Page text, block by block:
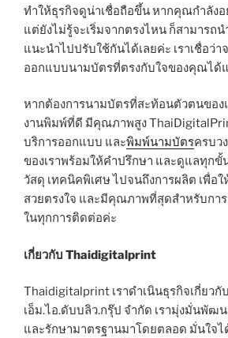
ทำให้ธุรกิจดูน่าเชื่อถือขึ้น หากคุณกำลัง
แต่ยังไม่รู้จะเริ่มจากตรงไหน ก็สามารถน
แนะนำไปปรับใช้กันได้เลยค่ะ เราเชื่อว่
ออกแบบนามบัตรที่ตรงกับใจของคุณได้
หากต้องการนามบัตรที่สะท้อนตัวตนของ
งานพิมพ์ที่ดี มีคุณภาพสูง
บริการออกแบบ และพิมพ์นามบัตรครบว
ของเราพร้อมให้คำปรึกษา และดูแลทุกขั้
วัสดุ เทคนิคพิเศษ ไปจนถึงการผลิต เพื่
สวยตรงใจ และมีคุณภาพที่สุดสำหรับกา
ในทุกการติดต่อค่ะ
เกี่ยวกับ Thaidigitalprint
Thaidigitalprint เราดำเนินธุรกิจเกี่ยว
เอ็ม.ไอ.ดับบลิว.กรุ๊ป จำกัด เรามุ่งมั่นพัฒ
และรักษามาตรฐานมาโดยตลอด มั่นใจไ